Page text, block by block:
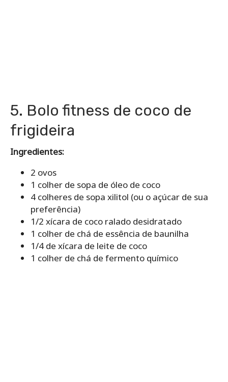
5. Bolo fitness de coco de
frigideira
Ingredientes:
2 ovos
1 colher de sopa de óleo de coco
4 colheres de sopa xilitol (ou o açúcar de sua
preferência)
1/2 xícara de coco ralado desidratado
1 colher de chá de essência de baunilha
1/4 de xícara de leite de coco
1 colher de chá de fermento químico